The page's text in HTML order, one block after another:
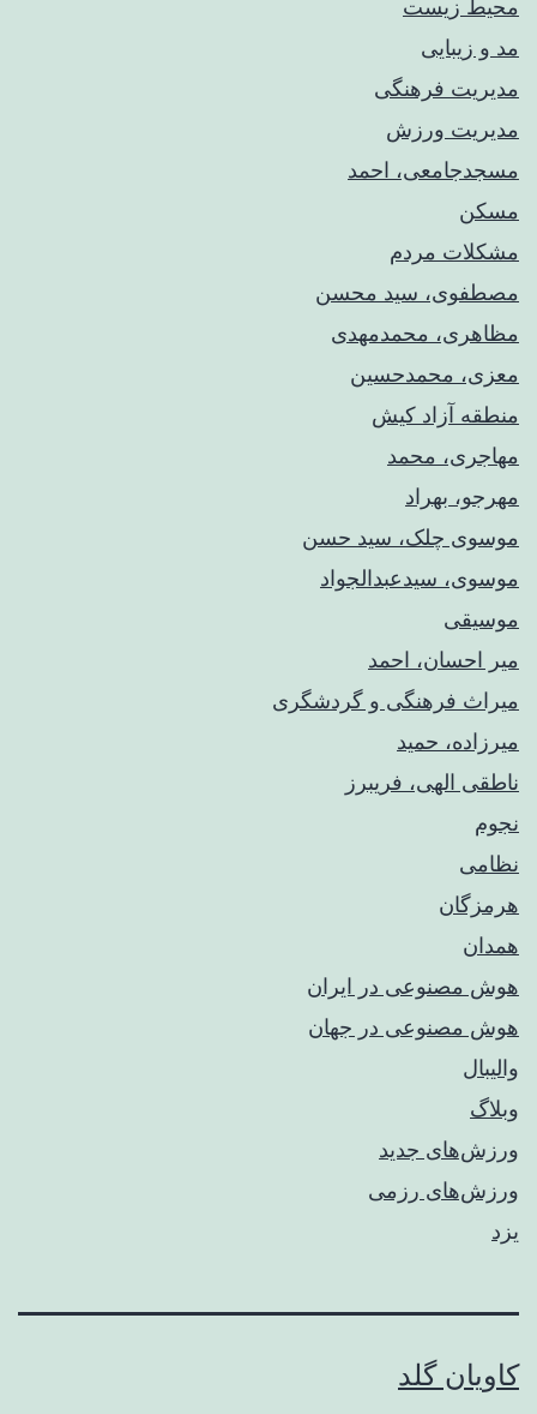
محیط زیست
مد و زیبایی
مدیریت فرهنگی
مدیریت ورزش
مسجدجامعی، احمد
مسکن
مشکلات مردم
مصطفوی، سید محسن
مظاهری، محمدمهدی
معزی، محمدحسین
منطقه آزاد کیش
مهاجری، محمد
مهرجو، بهراد
موسوی چلک، سید حسن
موسوی، سیدعبدالجواد
موسیقی
میر احسان، احمد
میراث فرهنگی و گردشگری
میرزاده، حمید
ناطقی الهی، فریبرز
نجوم
نظامی
هرمزگان
همدان
هوش مصنوعی در ایران
هوش مصنوعی در جهان
والیبال
وبلاگ
ورزش‌های جدید
ورزش‌های رزمی
یزد
کاویان گلد